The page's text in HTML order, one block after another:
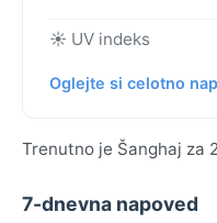
☀️ UV indeks
Oglejte si celotno
Trenutno je Šanghaj za
7-dnevna napoved